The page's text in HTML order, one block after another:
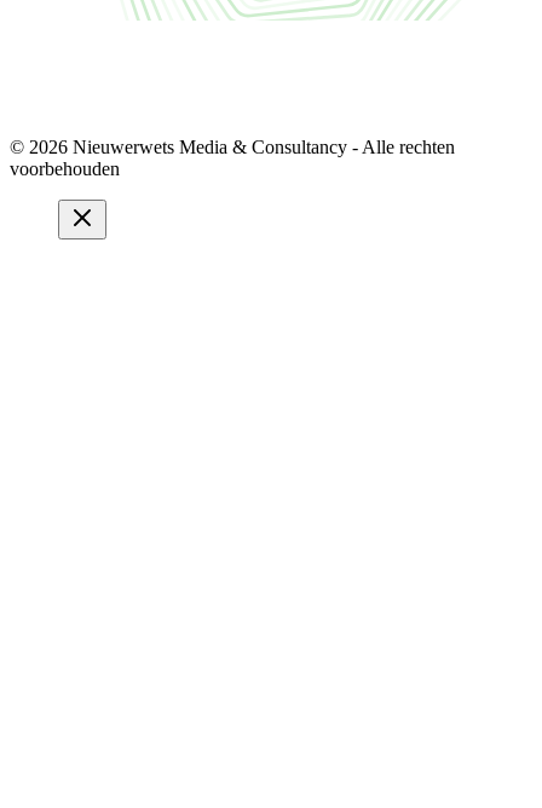
© 2026 Nieuwerwets Media & Consultancy - Alle rechten
voorbehouden